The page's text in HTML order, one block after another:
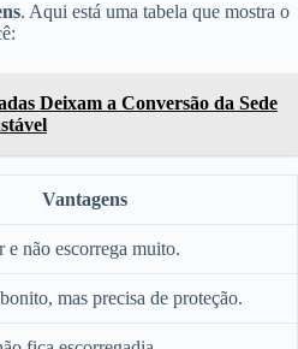
. Aqui está uma tabela que mostra o
Deixam a Conversão da Sede
Vantagens
e não escorrega muito.
mas precisa de proteção.